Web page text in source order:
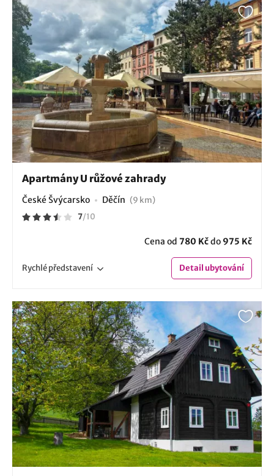
Apartmány U růžové zahrady
České Švýcarsko Děčín (9 km)
7/10
Cena od 780 Kčdo 975 Kč
Rychlépředstavení Detailubytování